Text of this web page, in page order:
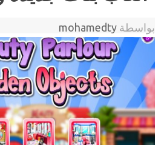
بواسطة mohamedty